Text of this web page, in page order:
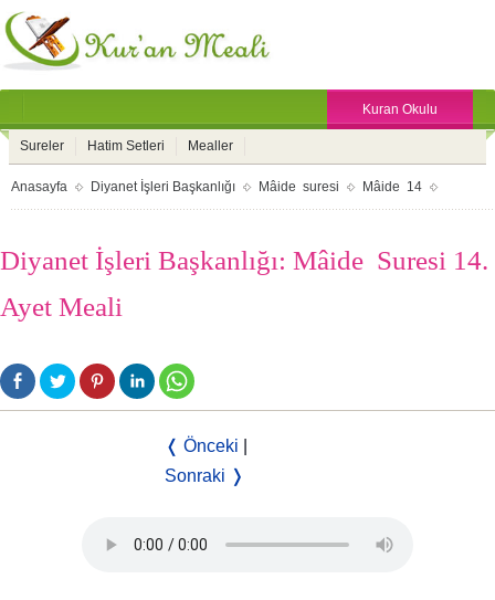
Kuran Okulu
Sureler Hatim Setleri Mealler
Anasayfa Diyanet İşleri Başkanlığı Mâide suresi Mâide 14
Diyanet İşleri Başkanlığı: Mâide Suresi 14.
Ayet Meali
❬ Önceki
Sonraki ❭